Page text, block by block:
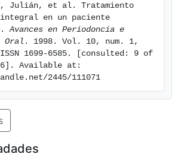
Julián, et al. Tratamiento
en un paciente
Avances en Periodoncia e
Oral . 1998. Vol. 10, num. 1,
1699-6585. [consulted: 9 of
Available at:
2445/111071